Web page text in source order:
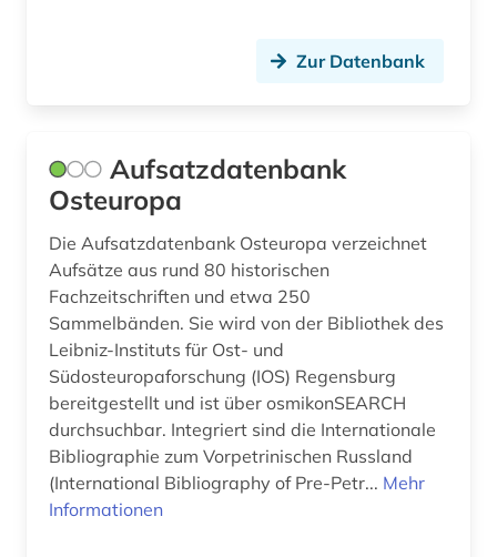
Zur Datenbank
Aufsatzdatenbank
Osteuropa
Die Aufsatzdatenbank Osteuropa verzeichnet
Aufsätze aus rund 80 historischen
Fachzeitschriften und etwa 250
Sammelbänden. Sie wird von der Bibliothek des
Leibniz-Instituts für Ost- und
Südosteuropaforschung (IOS) Regensburg
bereitgestellt und ist über osmikonSEARCH
durchsuchbar. Integriert sind die Internationale
Bibliographie zum Vorpetrinischen Russland
(International Bibliography of Pre-Petr... Mehr
Informationen